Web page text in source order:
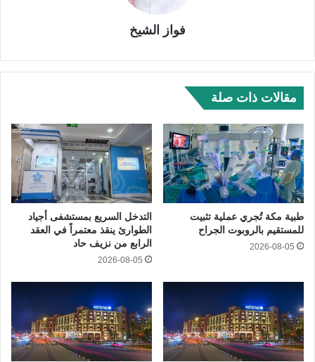
فواز الشيخ
مقالات ذات صلة
طبية مكة تُجري عملية تثبيت
للمستقيم بالروبوت الجراح
2026-08-05
التدخل السريع بمستشفى أجياد
الطوارئ ينقذ معتمراً في العقد
الرابع من نزيف حاد
2026-08-05